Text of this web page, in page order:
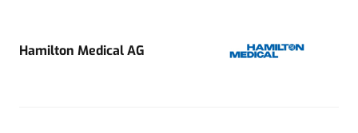
Hamilton Medical AG